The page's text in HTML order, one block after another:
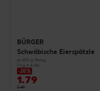
BÜRGER
Schwäbische Eierspätzle
je 400-g-Packg.
(1 kg = 4.48)
-28%
1.79
2.49